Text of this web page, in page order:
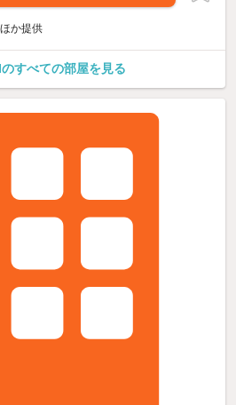
ほか提供
のすべての部屋を見る